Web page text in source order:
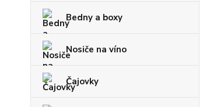
Bedny a boxy
Nosiče na víno
Čajovky